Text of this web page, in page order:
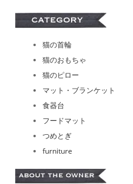
猫の首輪
猫のおもちゃ
猫のピロー
マット・ブランケット
食器台
フードマット
つめとぎ
furniture